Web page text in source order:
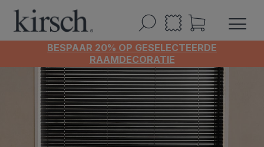
BESPAAR 20% OP GESELECTEERDE
RAAMDECORATIE